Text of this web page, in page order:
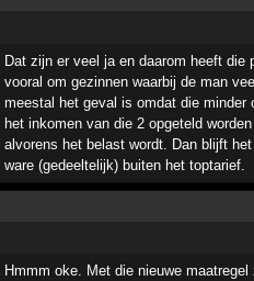
Dat zijn er veel ja en daarom heeft
vooral om gezinnen waarbij de man
meestal het geval is omdat die minder
het inkomen van die 2 opgeteld
alvorens het belast wordt. Dan blijft
ware (gedeeltelijk) buiten het toptarief.
Hmmm oke. Met die nieuwe